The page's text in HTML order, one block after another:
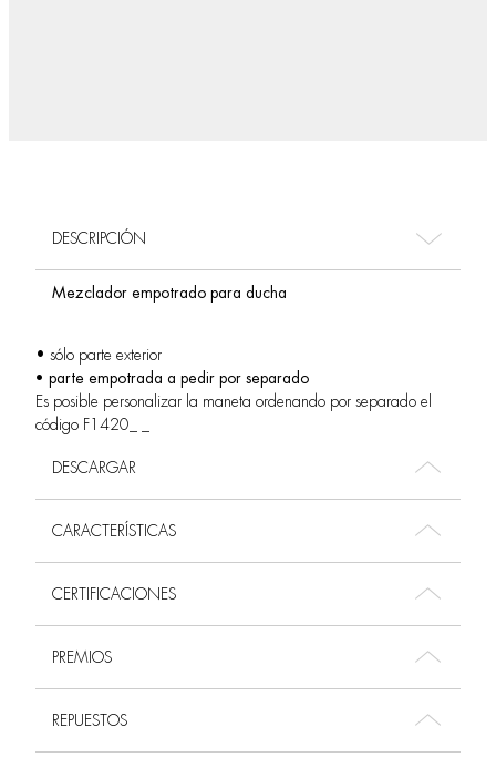
DESCRIPCIÓN
Mezclador empotrado para ducha
• sólo parte exterior
• parte empotrada a pedir por separado
Es posible personalizar la maneta ordenando por separado el
código F1420_ _
DESCARGAR
CARACTERÍSTICAS
CERTIFICACIONES
PREMIOS
REPUESTOS